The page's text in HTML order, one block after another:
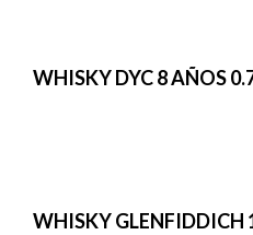
WHISKY DYC 8 AÑOS
WHISKY GLENFIDDICH